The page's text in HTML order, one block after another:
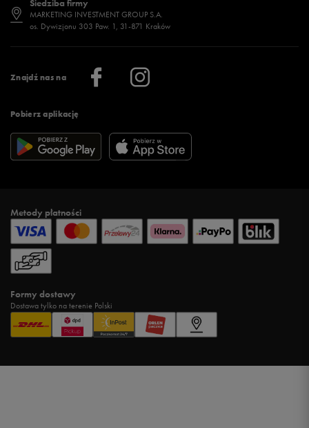
Znajdź nas na
Pobierz aplikację
Regulamin sklepu 50 style
Regulamin aplikacji 50 style
Więcej regulaminów >
Jak wybrać buty na zimę?
Więcej >
Stylizacje damskie
Sklepy stacjonarne
Klub 50 style
Praca
Informacje o firmie
Siedziba firmy
MARKETING INVESTMENT GROUP S.A.
os. Dywizjonu 303 Paw. 1, 31-871 Kraków
Metody płatności
Formy dostawy
Dostawa tylko na terenie Polski